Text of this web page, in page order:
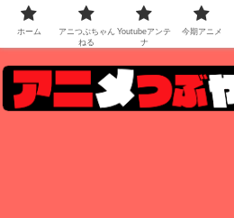
ホーム
アニつぶちゃん
ねる
Youtubeアンテ
ナ
今期アニメ